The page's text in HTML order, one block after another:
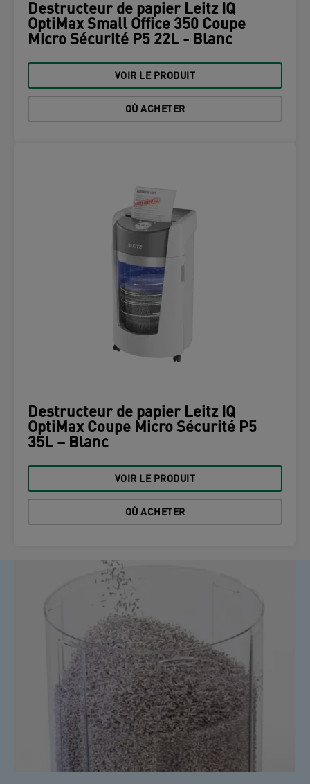
Destructeur de papier Leitz IQ
OptiMax Small Office 350 Coupe
Micro Sécurité P5 22L - Blanc
VOIR LE PRODUIT
OÙ ACHETER
Destructeur de papier Leitz IQ
OptiMax Coupe Micro Sécurité P5
35L – Blanc
VOIR LE PRODUIT
OÙ ACHETER